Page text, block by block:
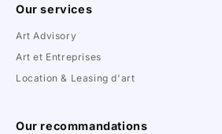
Our services
Art Advisory
Art et Entreprises
Location & Leasing d'art
Our recommandations